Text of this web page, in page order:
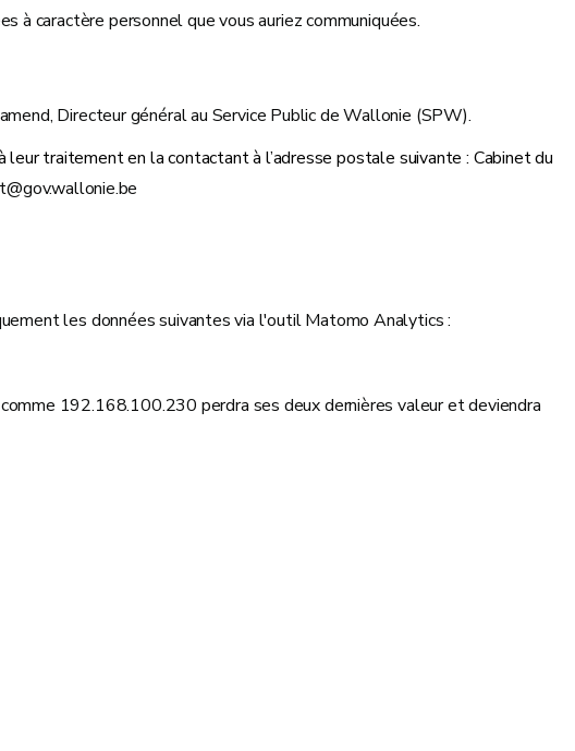
caractère personnel que vous auriez communiquées.
Directeur général au Service Public de Wallonie (SPW).
traitement en la contactant à l’adresse postale suivante : Cabinet du
les données suivantes via l'outil Matomo Analytics :
192.168.100.230 perdra ses deux dernières valeur et deviendra